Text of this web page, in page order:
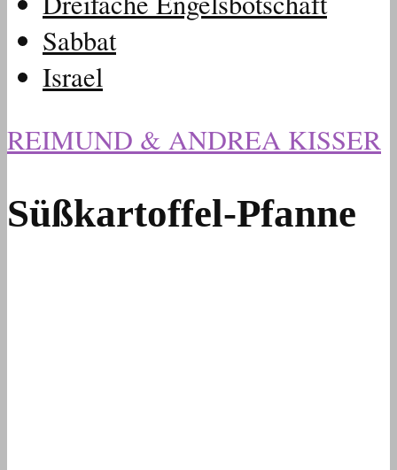
Sabbat
Israel
REIMUND & ANDREA KISSER
Süßkartoffel-Pfanne